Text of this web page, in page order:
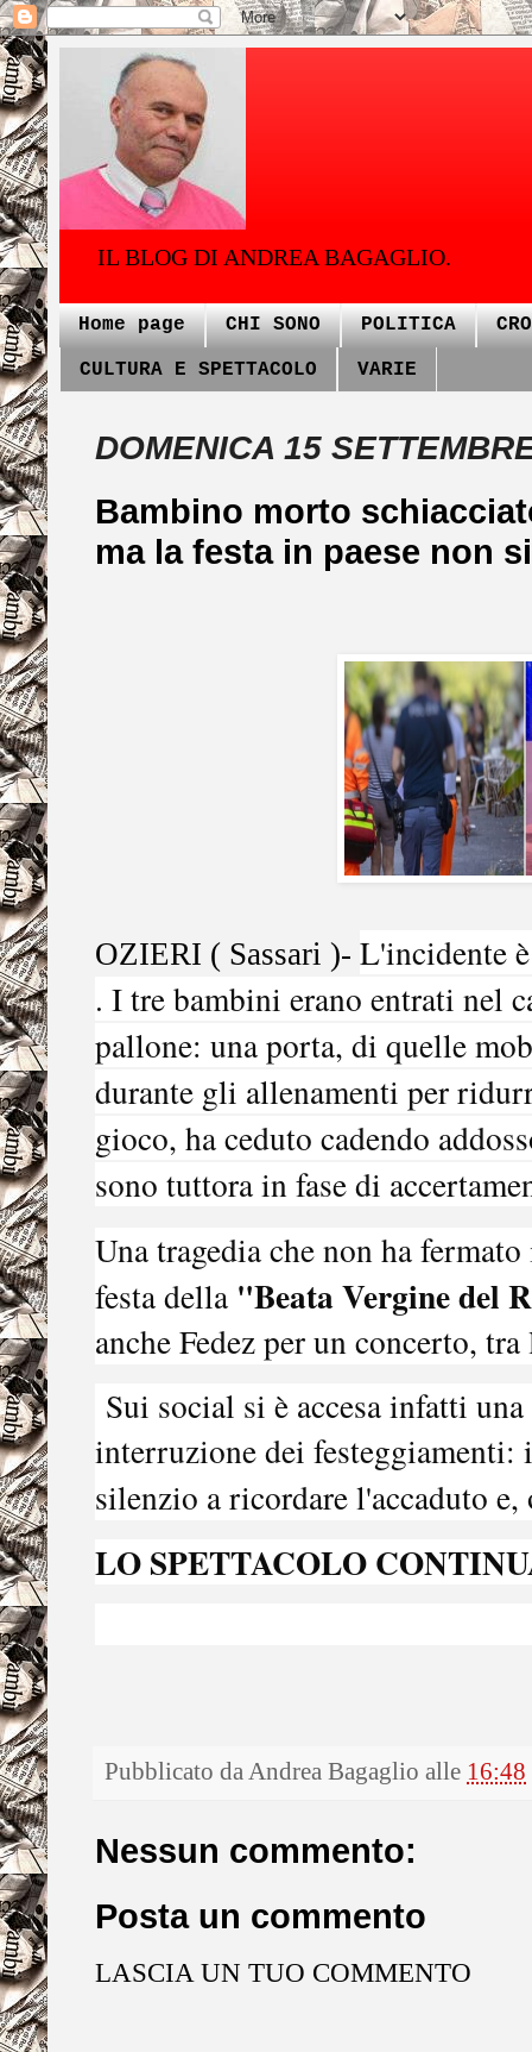
IL BLOG DI ANDREA BAGAGLIO.
Home page CHI SONO POLITICA
CULTURA E SPETTACOLO VARIE
DOMENICA 15
Bambino morto
ma la festa in paese non
OZIERI ( Sassari )- L'incidente
. I tre bambini erano entrati nel
pallone: una porta, di quelle
durante gli allenamenti per
gioco, ha ceduto cadendo
sono tuttora in fase di
Una tragedia che non ha
festa della "Beata Vergine del
anche Fedez per un concerto,
Sui social si è accesa infatti
interruzione dei
silenzio a ricordare l'accaduto
LO SPETTACOLO
Pubblicato daAndrea Bagaglio alle 16:48
Nessun commento:
Posta un commento
LASCIA UN TUO COMMENTO